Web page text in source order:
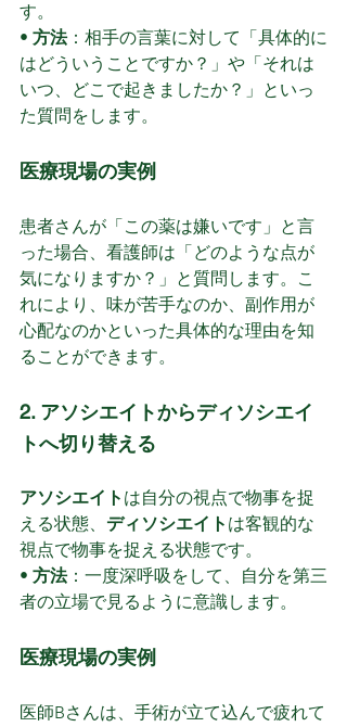
す。
• 方法：相手の言葉に対して「具体的に
はどういうことですか？」や「それは
いつ、どこで起きましたか？」といっ
た質問をします。
医療現場の実例
患者さんが「この薬は嫌いです」と言
った場合、看護師は「どのような点が
気になりますか？」と質問します。こ
れにより、味が苦手なのか、副作用が
心配なのかといった具体的な理由を知
ることができます。
2. アソシエイトからディソシエイ
トへ切り替える
アソシエイト は自分の視点で物事を捉
える状態、 ディソシエイト は客観的な
視点で物事を捉える状態です。
• 方法：一度深呼吸をして、自分を第三
者の立場で見るように意識します。
医療現場の実例
医師Bさんは、手術が立て込んで疲れて